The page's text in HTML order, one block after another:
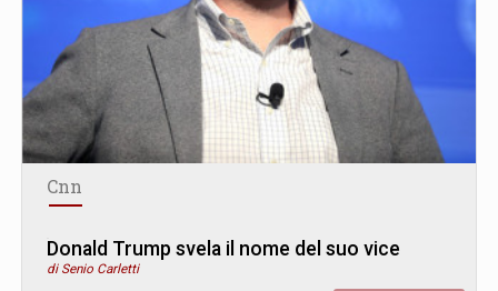
Cnn
Donald Trump svela il nome del suo vice
di Senio Carletti